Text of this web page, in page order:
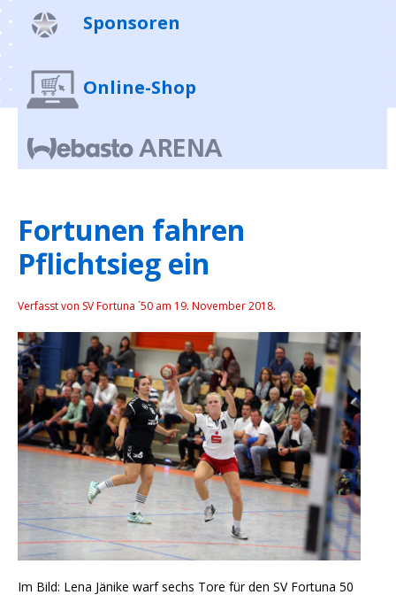
Sponsoren
Online-Shop
Fortunen fahren
Pflichtsieg ein
Verfasst von SV Fortuna ´50 am 19. November 2018.
Im Bild: Lena Jänike warf sechs Tore für den SV Fortuna 50